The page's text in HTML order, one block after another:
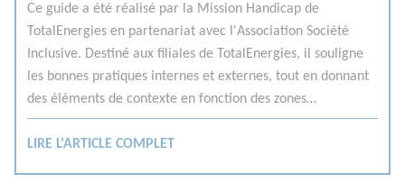
Ce guide a été réalisé par la Mission Handicap de
TotalEnergies en partenariat avec l'Association Société
Inclusive. Destiné aux filiales de TotalEnergies, il souligne
les bonnes pratiques internes et externes, tout en donnant
des éléments de contexte en fonction des zones
géographiques. Par ailleurs, le guide donne la parole aux
différentes parties prenantes, comme les référents
LIRE L'ARTICLE COMPLET